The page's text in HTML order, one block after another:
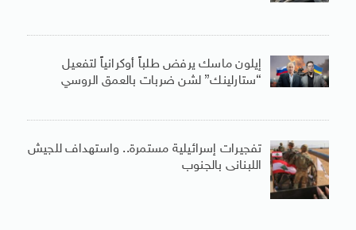
إيلون ماسك يرفض طلباً أوكرانياً لتفعيل
“ستارلينك” لشن ضربات بالعمق الروسي
تفجيرات إسرائيلية مستمرة.. واستهداف للجيش
اللبنانى بالجنوب